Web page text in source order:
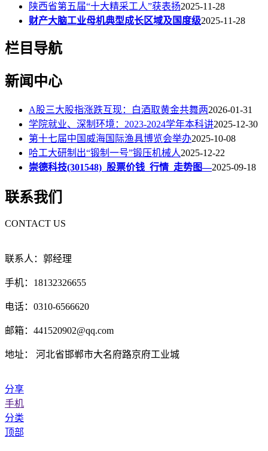
陕西省第五届“十大精采工人”获表扬2025-11-28
财产大脑工业母机典型成长区域及国度级2025-11-28
栏目导航
新闻中心
A股三大股指涨跌互现：白酒取黄金共舞两2026-01-31
学院就业、深制环境：2023-2024学年本科讲2025-12-30
第十七届中国威海国际渔具博览会举办2025-10-08
哈工大研制出“锻制一号”锻压机械人2025-12-22
崇德科技(301548)_股票价钱_行情_走势图—2025-09-18
联系我们
CONTACT US
联系人：郭经理
手机：18132326655
电话：0310-6566620
邮箱：441520902@qq.com
地址： 河北省邯郸市大名府路京府工业城
分享
手机
分类
顶部